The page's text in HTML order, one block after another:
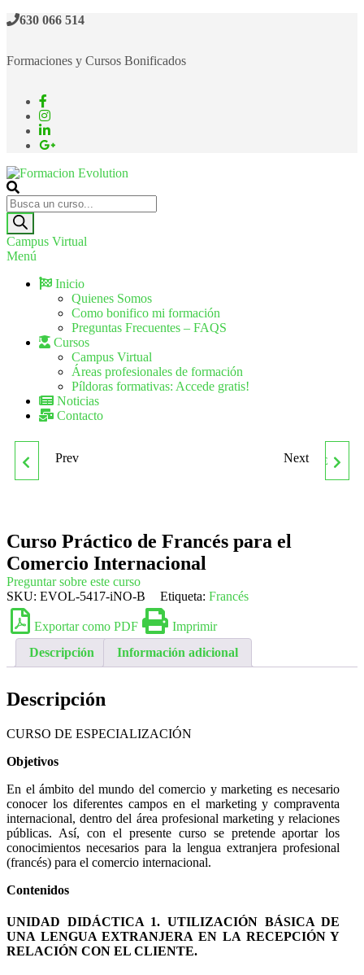
630 066 514
Formaciones y Cursos Bonificados
Formacion Evolution
Cursos de formación continua
Campus Virtual
Menú
Inicio
Quienes Somos
Como bonifico mi formación
Preguntas Frecuentes – FAQS
Cursos
Campus Virtual
Áreas profesionales de formación
Píldoras formativas: Accede gratis!
Noticias
Contacto
CURSO ONLINE DE
OFIMÁTICO
Prev CURSO PROFESIONAL DE
PELUQUERÍA CANINA Y
Next
Curso Práctico de Francés para el
Comercio Internacional
Preguntar sobre este curso
SKU: EVOL-5417-iNO-B Etiqueta: Francés
Exportar como PDF
Imprimir
Descripción
Información adicional
Descripción
CURSO DE ESPECIALIZACIÓN
Objetivos
En el ámbito del mundo del comercio y marketing es necesario
conocer los diferentes campos en el marketing y compraventa
internacional, dentro del área profesional marketing y relaciones
públicas. Así, con el presente curso se pretende aportar los
conocimientos necesarios para la lengua extranjera profesional
(francés) para el comercio internacional.
Contenidos
UNIDAD DIDÁCTICA 1. UTILIZACIÓN BÁSICA DE
UNA LENGUA EXTRANJERA EN LA RECEPCIÓN Y
RELACIÓN CON EL CLIENTE.